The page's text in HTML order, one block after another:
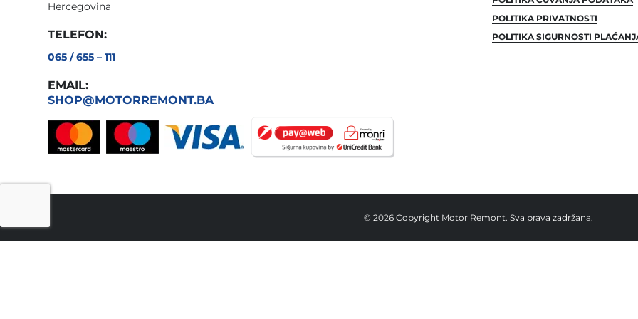
Hercegovina
TELEFON:
065 / 655 – 111
EMAIL:
SHOP@MOTORREMONT.BA
POLITIKA PRIVATNOSTI
POLITIKA SIGURNOSTI
© 2026 Copyright Motor Remont. Sva prava zadržana.